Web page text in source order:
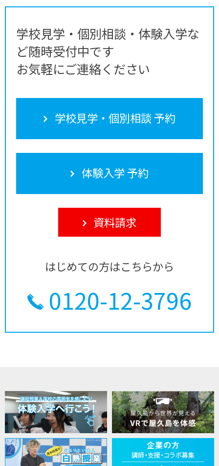
学校見学・個別相談・体験入学な
ど随時受付中です
お気軽にご連絡ください
学校見学・個別相談 予約
体験入学 予約
資料請求
はじめての方はこちらから
0120-12-3796